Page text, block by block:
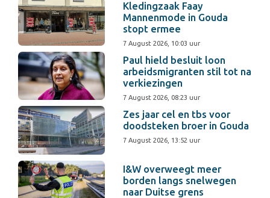
Kledingzaak Faay
Mannenmode in Gouda
stopt ermee
7 August 2026, 10:03 uur
Paul hield besluit loon
arbeidsmigranten stil tot na
verkiezingen
7 August 2026, 08:23 uur
Zes jaar cel en tbs voor
doodsteken broer in Gouda
7 August 2026, 13:52 uur
I&W overweegt meer
borden langs snelwegen
naar Duitse grens